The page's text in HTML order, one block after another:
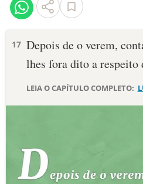
VERSÍCULOS
PALAVRA DO DIA
10 MANDAMENTOS
17 Depois de o verem,
lhes fora dito a respeito
LEIA O CAPÍTULO COMPLETO: